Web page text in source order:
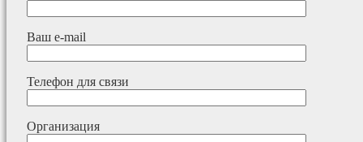
Ваш e-mail
Телефон для связи
Организация